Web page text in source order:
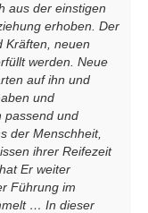
aus der einstigen
erhoben. Der
Kräften, neuen
werden. Neue
auf ihn und
und
passend und
der Menschheit,
ihrer Reifezeit
Er weiter
Führung im
… In dieser